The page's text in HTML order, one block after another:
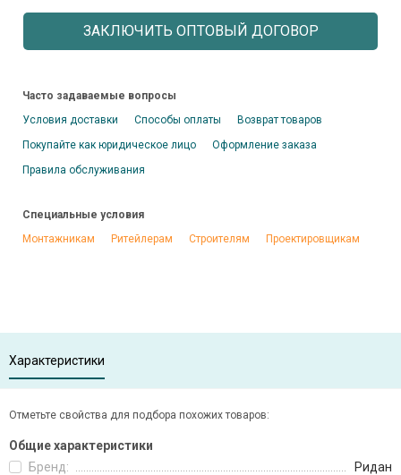
ЗАКЛЮЧИТЬ ОПТОВЫЙ ДОГОВОР
Часто задаваемые вопросы
Условия доставки
Способы оплаты
Возврат товаров
Покупайте как юридическое лицо
Оформление заказа
Правила обслуживания
Специальные условия
Монтажникам
Ритейлерам Строителям Проектировщикам
Характеристики
Отметьте свойства для подбора похожих товаров:
Общие характеристики
Бренд:
Ридан